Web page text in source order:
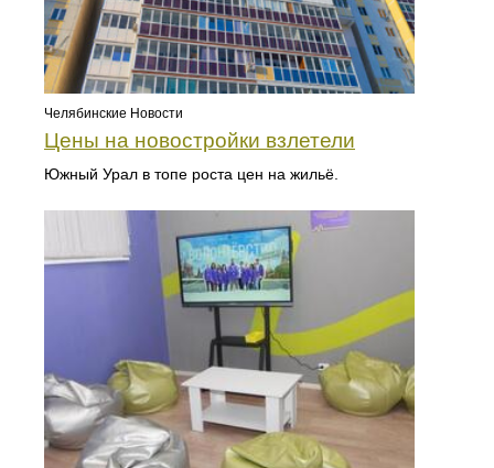
Челябинские Новости
Цены на новостройки взлетели
Южный Урал в топе роста цен на жильё.